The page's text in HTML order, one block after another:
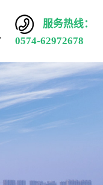
服务热线：
0574-62972678